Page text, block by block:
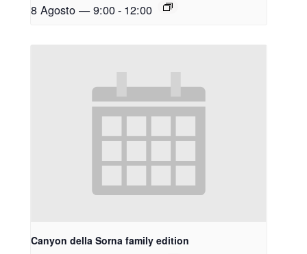
8 Agosto — 9:00- 12:00
Canyon della Sorna family edition